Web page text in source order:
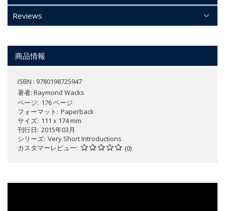
Reviews
商品情報
ISBN : 9780198725947
著者: Raymond Wacks
ページ 176 ページ
フォーマット
Paperback
サイズ 111 x 174 mm
刊行日 2015年03月
シリーズ Very Short Introductions
カスタマーレビュー
(0)